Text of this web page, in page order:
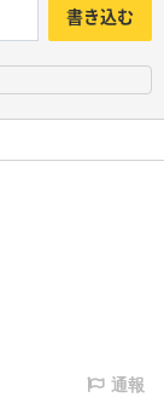
書き込む
通報